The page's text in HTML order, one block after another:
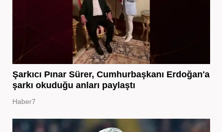
Şarkıcı Pınar Sürer, Cumhurbaşkanı Erdoğan'a
şarkı okuduğu anları paylaştı
Haber7